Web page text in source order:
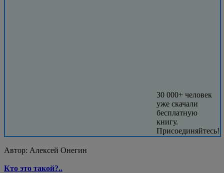
30 000+ человек
уже скачали
бесплатную
книгу.
Присоединяйтесь!
Автор: Алексей Онегин
Кто это такой?..